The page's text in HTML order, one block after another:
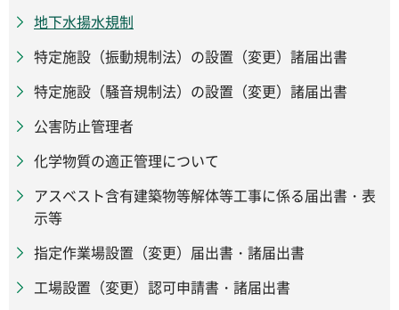
地下水揚水規制
特定施設（振動規制法）の設置（変更）諸届出書
特定施設（騒音規制法）の設置（変更）諸届出書
公害防止管理者
化学物質の適正管理について
アスベスト含有建築物等解体等工事に係る届出書・表
示等
指定作業場設置（変更）届出書・諸届出書
工場設置（変更）認可申請書・諸届出書